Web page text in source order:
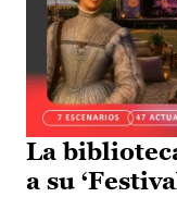
La
a su